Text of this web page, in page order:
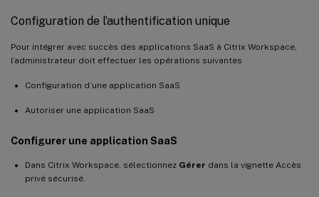
Configuration de l’authentification unique
Pour intégrer avec succès des applications SaaS à Citrix Workspace,
l’administrateur doit effectuer les opérations suivantes
Configuration d’une application SaaS
Autoriser une application SaaS
Configurer une application SaaS
Dans Citrix Workspace, sélectionnez Gérer dans la vignette Accès
privé sécurisé.